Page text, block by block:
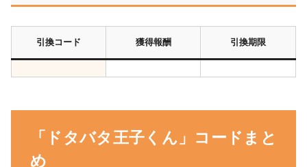
引換コード 獲得報酬 引換期限
「ドタバタ王子くん」コードまと
め